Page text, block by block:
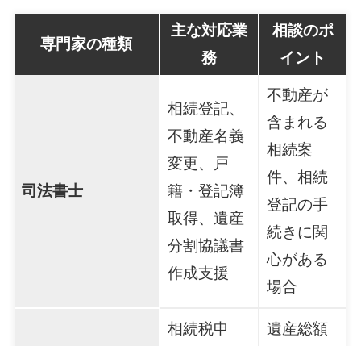
専門家の種類
主な対応業
務
相談のポ
イント
司法書士
相続登記、
不動産名義
変更、戸
籍・登記簿
取得、遺産
分割協議書
作成支援
不動産が
含まれる
相続案
件、相続
登記の手
続きに関
心がある
場合
相続税申
遺産総額